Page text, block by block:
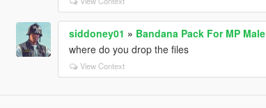
siddoney01 » Bandana Pack For MP Male
where do you drop the files
View Context